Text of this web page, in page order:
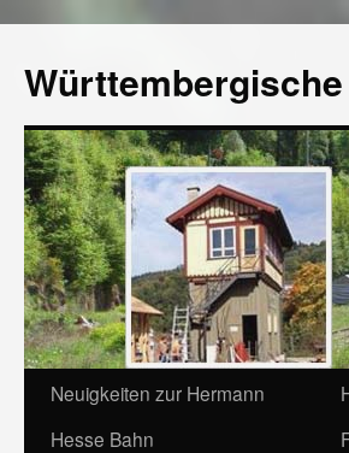
Neuigkeiten zur Hermann
Hesse Bahn